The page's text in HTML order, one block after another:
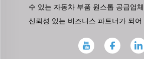
수 있는 자동차 부품 원스톱 공급업
신뢰성 있는 비즈니스 파트너가 되